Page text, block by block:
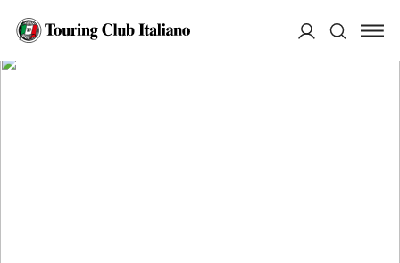
HOME
PALAZZO PITTI-GALLERIA D'ARTE MODERNA